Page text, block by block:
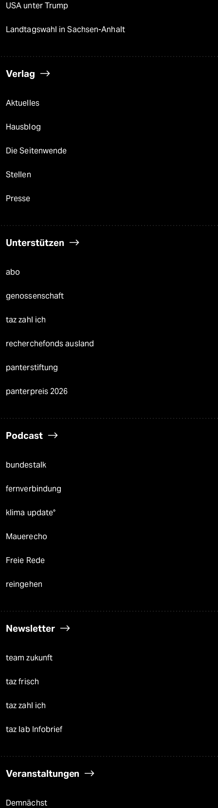
USA unter Trump
Landtagswahl in Sachsen-Anhalt
Verlag
Aktuelles
Hausblog
Die Seitenwende
Stellen
Presse
Unterstützen
abo
genossenschaft
taz zahl ich
recherchefonds ausland
panterstiftung
panterpreis 2026
Podcast
bundestalk
fernverbindung
klima update°
Mauerecho
Freie Rede
reingehen
Newsletter
team zukunft
taz frisch
taz zahl ich
taz lab Infobrief
Veranstaltungen
Demnächst